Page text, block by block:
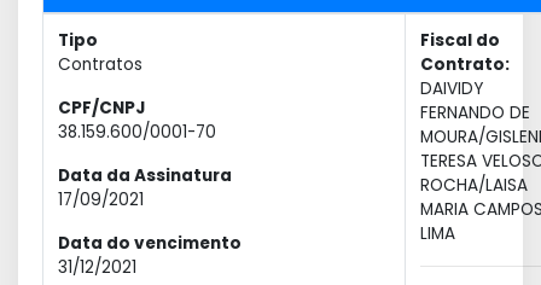
Tipo
Contratos
CPF/CNPJ
38.159.600/0001-70
Data da Assinatura
17/09/2021
Data do vencimento
31/12/2021
Fiscal do
Contrato:
DAIVIDY
FERNANDO DE
MOURA/
TERESA
ROCHA/LAISA
MARIA
LIMA